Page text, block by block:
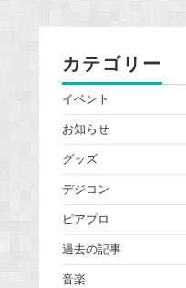
カテゴリー
イベント
お知らせ
グッズ
デジコン
ピアプロ
過去の記事
音楽